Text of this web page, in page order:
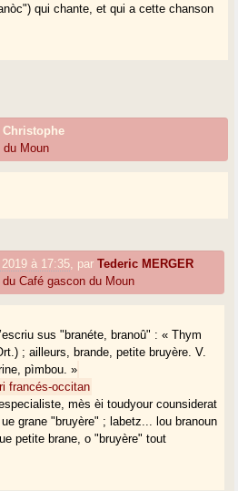
qui chante, et qui a cette chanson
Christophe
du Moun
2019 à 17:35 parTederic MERGER
du Café gascon du Moun
sus "branéte, branoû" : « Thym
; ailleurs, brande, petite bruyère. V.
pìmbou. »
francés-occitan
mès èi toudyour counsiderat
ue grane "bruyère" ; labetz... lou branoun
petite brane, o "bruyère" tout